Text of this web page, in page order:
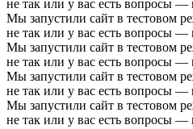
не так или у вас есть вопросы
Мы запустили сайт в тестовом
не так или у вас есть вопросы
Мы запустили сайт в тестовом
не так или у вас есть вопросы
Мы запустили сайт в тестовом
не так или у вас есть вопросы
Мы запустили сайт в тестовом
не так или у вас есть вопросы